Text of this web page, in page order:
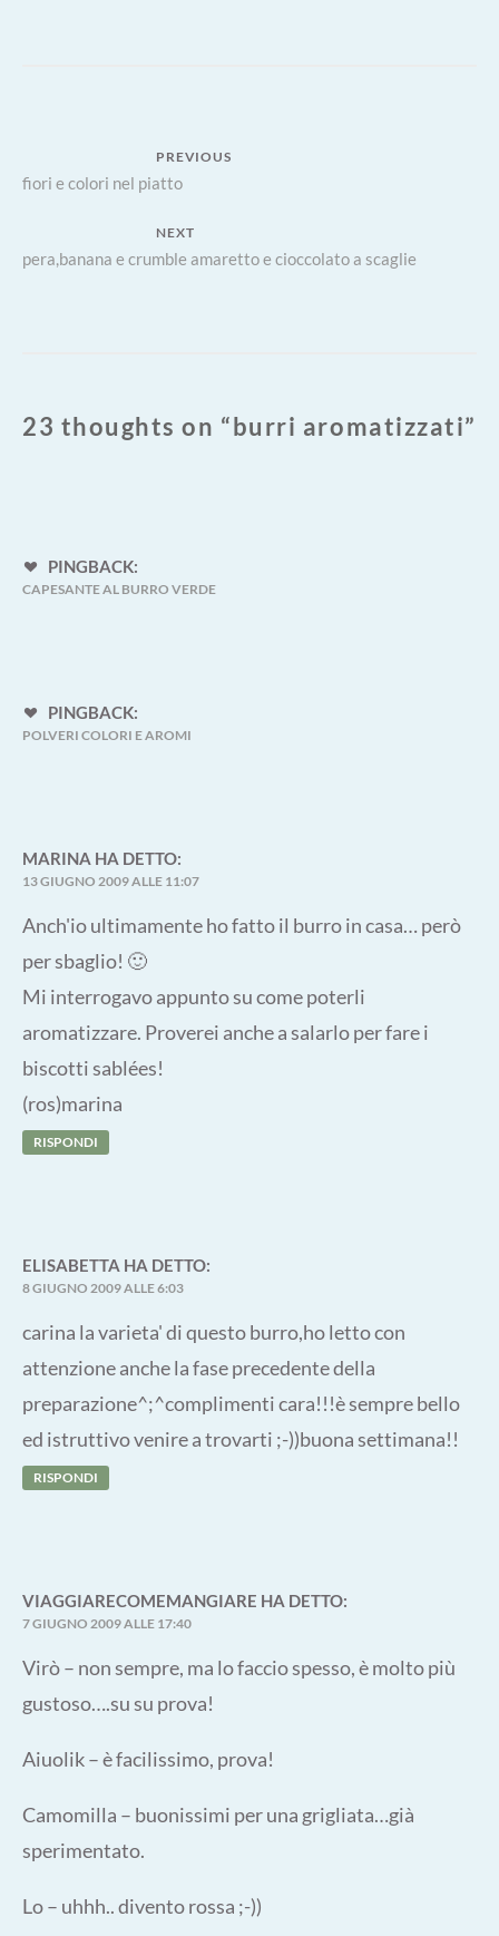
Navigazione
articoli
PREVIOUS
Previous
fiori e colori nel piatto
NEXT
Next
pera,banana e crumble amaretto e cioccolato a scaglie
23 thoughts on “burri aromatizzati”
PINGBACK:
CAPESANTE AL BURRO VERDE
PINGBACK:
POLVERI COLORI E AROMI
MARINA HA DETTO:
13 GIUGNO 2009 ALLE 11:07
Anch'io ultimamente ho fatto il burro in casa… però
per sbaglio! 🙂
Mi interrogavo appunto su come poterli
aromatizzare. Proverei anche a salarlo per fare i
biscotti sablées!
(ros)marina
RISPONDI
ELISABETTA HA DETTO:
8 GIUGNO 2009 ALLE 6:03
carina la varieta' di questo burro,ho letto con
attenzione anche la fase precedente della
preparazione^;^complimenti cara!!!è sempre bello
ed istruttivo venire a trovarti ;-))buona settimana!!
RISPONDI
VIAGGIARECOMEMANGIARE HA DETTO:
7 GIUGNO 2009 ALLE 17:40
Virò – non sempre, ma lo faccio spesso, è molto più
gustoso….su su prova!
Aiuolik – è facilissimo, prova!
Camomilla – buonissimi per una grigliata…già
sperimentato.
Lo – uhhh.. divento rossa ;-))